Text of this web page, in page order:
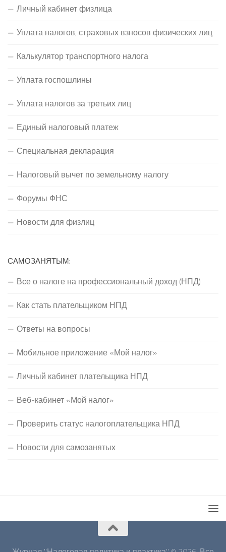
Личный кабинет физлица
Уплата налогов, страховых взносов физических лиц
Калькулятор транспортного налога
Уплата госпошлины
Уплата налогов за третьих лиц
Единый налоговый платеж
Специальная декларация
Налоговый вычет по земельному налогу
Форумы ФНС
Новости для физлиц
САМОЗАНЯТЫМ:
Все о налоге на профессиональный доход (НПД)
Как стать плательщиком НПД
Ответы на вопросы
Мобильное приложение «Мой налог»
Личный кабинет плательщика НПД
Веб-кабинет «Мой налог»
Проверить статус налогоплательщика НПД
Новости для самозанятых